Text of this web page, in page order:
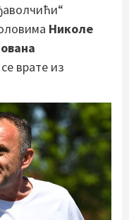
Николе
врате из